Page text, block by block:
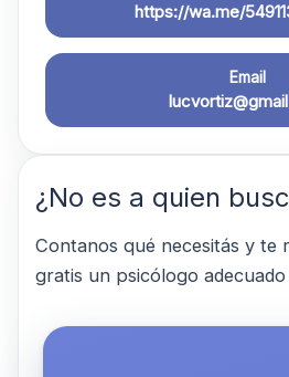
https://wa.me/
Email
¿No es a quien
Contanos qué necesitás y te
gratis un psicólogo